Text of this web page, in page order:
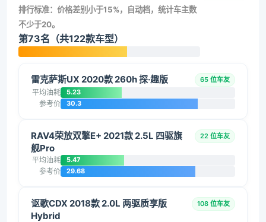
排行标准：价格差别小于15%，自动档，统计车主数
不少于20。
第73名（共122款车型）
雷克萨斯UX 2020款 260h 探·趣版 65 位车友
平均油耗 5.23
参考价 30.3
RAV4荣放双擎E+ 2021款 2.5L 四驱旗
舰Pro
22 位车友
平均油耗 5.47
参考价 29.68
讴歌CDX 2018款 2.0L 两驱质享版
Hybrid
108 位车友